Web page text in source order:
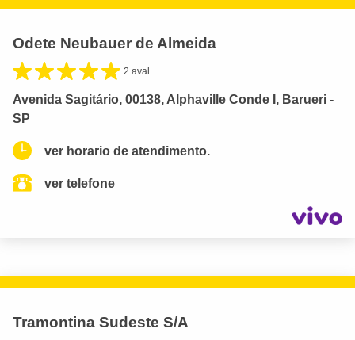
Odete Neubauer de Almeida
2 aval.
Avenida Sagitário, 00138, Alphaville Conde I, Barueri -
SP
ver horario de atendimento.
ver telefone
Tramontina Sudeste S/A